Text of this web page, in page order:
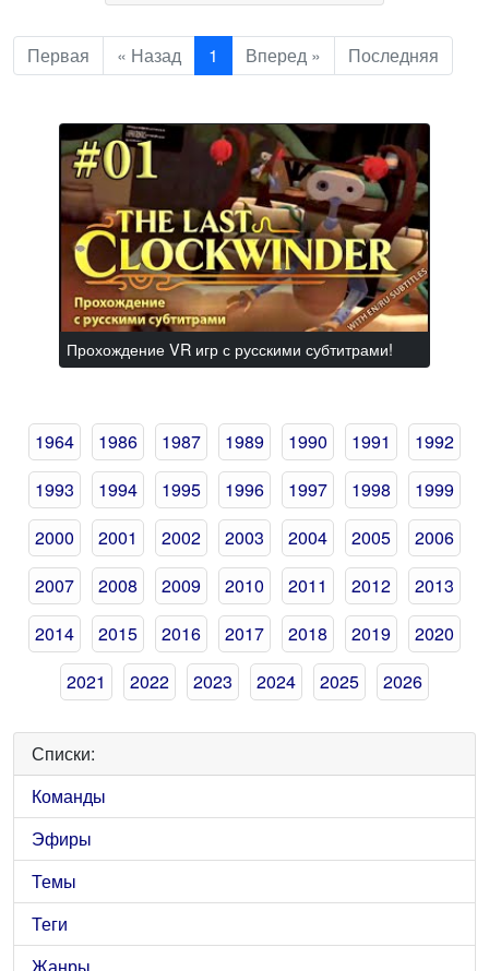
Первая « Назад 1 Вперед » Последняя
Прохождение VR игр с русскими субтитрами!
1964 1986 1987 1989 1990 1991
1992
1993
1994 1995 1996 1997 1998
1999
2000
2001 2002 2003 2004 2005
2006
2007
2008 2009 2010 2011 2012
2013
2014
2015 2016 2017 2018 2019
2020
2021
2022 2023 2024 2025 2026
Списки:
Команды
Эфиры
Темы
Теги